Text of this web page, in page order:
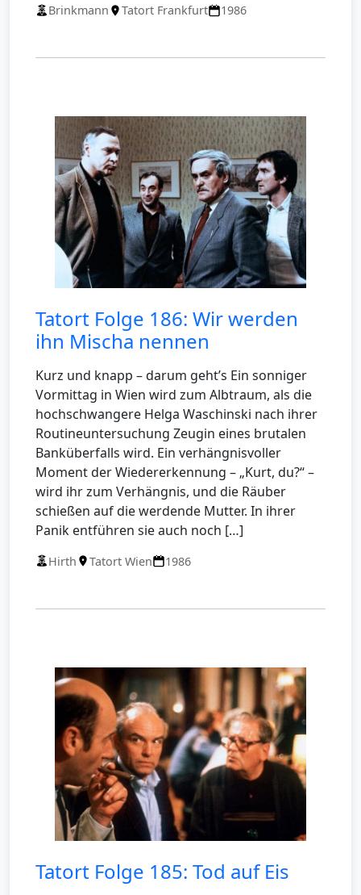
Brinkmann Tatort Frankfurt 1986
Tatort Folge 186: Wir werden
ihn Mischa nennen
Kurz und knapp – darum geht’s Ein sonniger
Vormittag in Wien wird zum Albtraum, als die
hochschwangere Helga Waschinski nach ihrer
Routineuntersuchung Zeugin eines brutalen
Banküberfalls wird. Ein verhängnisvoller
Moment der Wiedererkennung – „Kurt, du?“ –
wird ihr zum Verhängnis, und die Räuber
schießen auf die werdende Mutter. In ihrer
Panik entführen sie auch noch […]
Hirth Tatort Wien 1986
Tatort Folge 185: Tod auf Eis